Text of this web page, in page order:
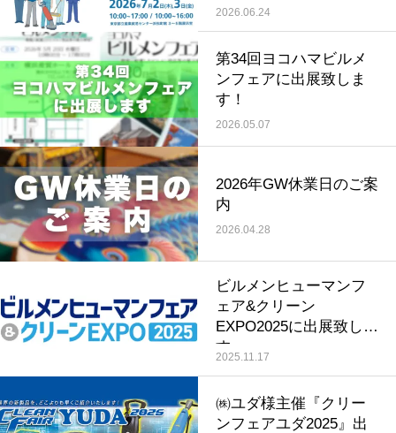
2026.06.24
第34回ヨコハマビルメ
ンフェアに出展致しま
す！
2026.05.07
2026年GW休業日のご案
内
2026.04.28
ビルメンヒューマンフ
ェア&クリーン
EXPO2025に出展致しま
す
2025.11.17
㈱ユダ様主催『クリー
ンフェアユダ2025』出